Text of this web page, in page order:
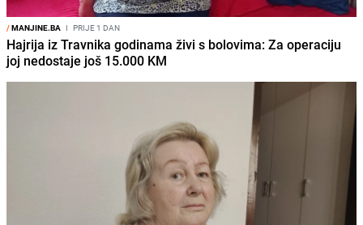
/MANJINE.BA I PRIJE 1 DAN
Hajrija iz Travnika godinama živi s bolovima: Za operaciju
joj nedostaje još 15.000 KM